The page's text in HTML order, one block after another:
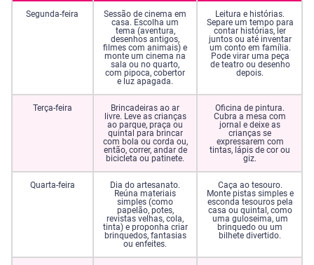
Segunda-feira
Sessão de cinema em
casa. Escolha um
tema (aventura,
desenhos antigos,
filmes com animais) e
monte um cinema na
sala ou no quarto,
com pipoca, cobertor
e luz apagada.
Leitura e histórias.
Separe um tempo para
contar histórias, ler
juntos ou até inventar
um conto em família.
Pode virar uma peça
de teatro ou desenho
depois.
Terça-feira
Brincadeiras ao ar
livre. Leve as crianças
ao parque, praça ou
quintal para brincar
com bola ou corda ou,
então, correr, andar de
bicicleta ou patinete.
Oficina de pintura.
Cubra a mesa com
jornal e deixe as
crianças se
expressarem com
tintas, lápis de cor ou
giz.
Quarta-feira
Dia do artesanato.
Reúna materiais
simples (como
papelão, potes,
revistas velhas, cola,
tinta) e proponha criar
brinquedos, fantasias
ou enfeites.
Caça ao tesouro.
Monte pistas simples e
esconda tesouros pela
casa ou quintal, como
uma guloseima, um
brinquedo ou um
bilhete divertido.